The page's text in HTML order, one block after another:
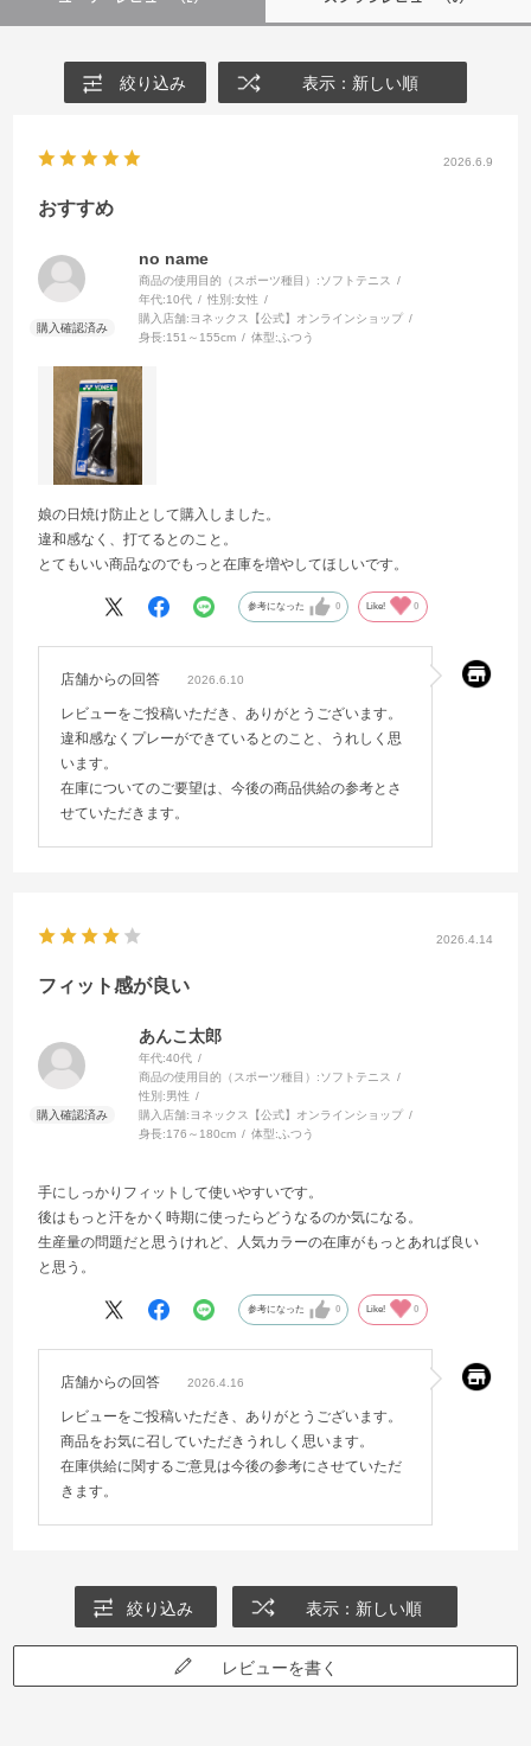
絞り込み 表示：新しい順
2026.6.9
おすすめ
no name
商品の使用目的（スポーツ種目）:ソフトテニス
年代:10代 性別:女性
購入店舗: ヨネックス【公式】オンラインショップ
身長:151～155cm 体型: ふつう
娘の日焼け防止として購入しました。
違和感なく、打てるとのこと。
とてもいい商品なのでもっと在庫を増やしてほしいです。
参考になった 0 Like! 0
店舗からの回答 2026.6.10
レビューをご投稿いただき、ありがとうございます。
違和感なくプレーができているとのこと、うれしく思
います。
在庫についてのご要望は、今後の商品供給の参考とさ
せていただきます。
2026.4.14
フィット感が良い
あんこ太郎
年代:40代
商品の使用目的（スポーツ種目）:ソフトテニス
性別:男性
購入店舗: ヨネックス【公式】オンラインショップ
身長:176～180cm 体型: ふつう
手にしっかりフィットして使いやすいです。
後はもっと汗をかく時期に使ったらどうなるのか気になる。
生産量の問題だと思うけれど、人気カラーの在庫がもっとあれば良い
と思う。
参考になった 0 Like! 0
店舗からの回答 2026.4.16
レビューをご投稿いただき、ありがとうございます。
商品をお気に召していただきうれしく思います。
在庫供給に関するご意見は今後の参考にさせていただ
きます。
絞り込み 表示：新しい順
レビューを書く